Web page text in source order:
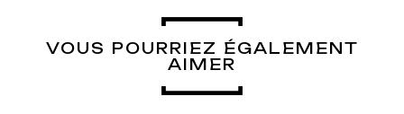
VOUS POURRIEZ ÉGALEMENT
AIMER